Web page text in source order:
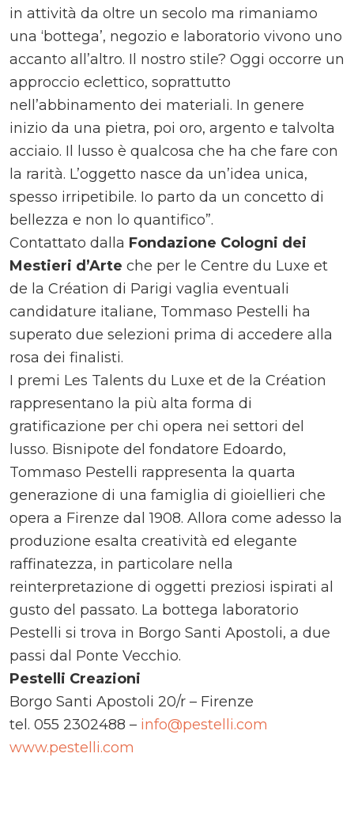
in attività da oltre un secolo ma rimaniamo
una ‘bottega’, negozio e laboratorio vivono uno
accanto all’altro. Il nostro stile? Oggi occorre un
approccio eclettico, soprattutto
nell’abbinamento dei materiali. In genere
inizio da una pietra, poi oro, argento e talvolta
acciaio. Il lusso è qualcosa che ha che fare con
la rarità. L’oggetto nasce da un’idea unica,
spesso irripetibile. Io parto da un concetto di
bellezza e non lo quantifico”.
Contattato dalla Fondazione Cologni dei
Mestieri d’Arte che per le Centre du Luxe et
de la Création di Parigi vaglia eventuali
candidature italiane, Tommaso Pestelli ha
superato due selezioni prima di accedere alla
rosa dei finalisti.
I premi Les Talents du Luxe et de la Création
rappresentano la più alta forma di
gratificazione per chi opera nei settori del
lusso. Bisnipote del fondatore Edoardo,
Tommaso Pestelli rappresenta la quarta
generazione di una famiglia di gioiellieri che
opera a Firenze dal 1908. Allora come adesso la
produzione esalta creatività ed elegante
raffinatezza, in particolare nella
reinterpretazione di oggetti preziosi ispirati al
gusto del passato. La bottega laboratorio
Pestelli si trova in Borgo Santi Apostoli, a due
passi dal Ponte Vecchio.
Pestelli Creazioni
Borgo Santi Apostoli 20/r – Firenze
tel. 055 2302488 – info@pestelli.com
www.pestelli.com